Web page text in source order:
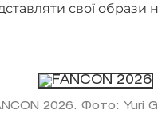
свої образи
2026. Фото: Yuri